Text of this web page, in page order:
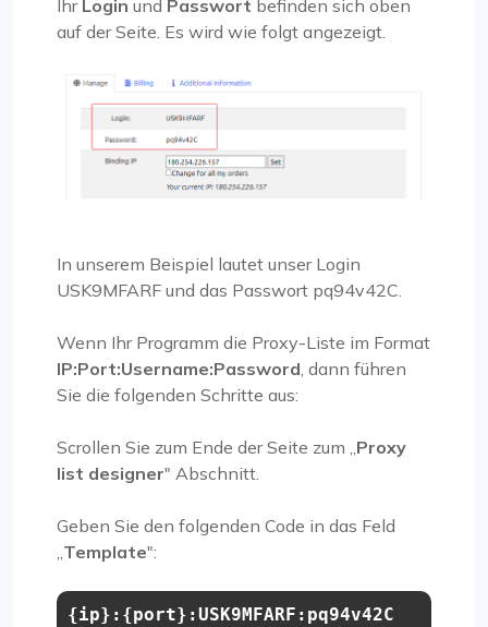
Ihr Login und Passwort befinden sich oben
auf der Seite. Es wird wie folgt angezeigt.
In unserem Beispiel lautet unser Login
USK9MFARF und das Passwort pq94v42C.
Wenn Ihr Programm die Proxy-Liste im Format
IP:Port:Username:Password, dann führen
Sie die folgenden Schritte aus:
Scrollen Sie zum Ende der Seite zum „Proxy
list designer" Abschnitt.
Geben Sie den folgenden Code in das Feld
„Template":
{ip}:{port}:USK9MFARF:pq94v42C